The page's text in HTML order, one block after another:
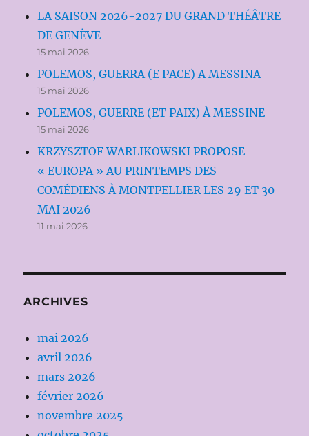
LA SAISON 2026-2027 DU GRAND THÉÂTRE
DE GENÈVE
15 mai 2026
POLEMOS, GUERRA (E PACE) A MESSINA
15 mai 2026
POLEMOS, GUERRE (ET PAIX) À MESSINE
15 mai 2026
KRZYSZTOF WARLIKOWSKI PROPOSE
« EUROPA » AU PRINTEMPS DES
COMÉDIENS À MONTPELLIER LES 29 ET 30
MAI 2026
11 mai 2026
ARCHIVES
mai 2026
avril 2026
mars 2026
février 2026
novembre 2025